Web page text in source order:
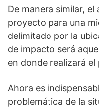
De manera similar, el
proyecto para una
delimitado por la
de impacto será
en donde realizará el
Ahora es
problemática de la